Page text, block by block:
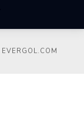
EVERGOL.COM